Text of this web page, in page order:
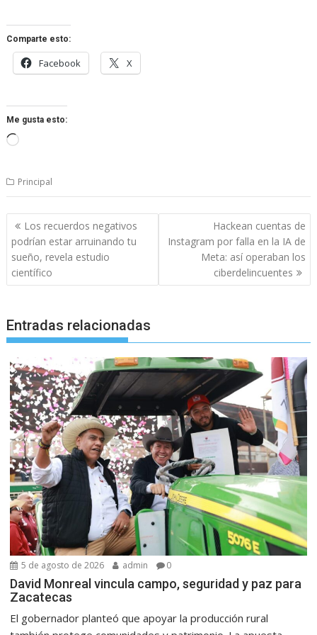
Comparte esto:
Facebook X
Me gusta esto:
Cargando...
Principal
Navegación
de
entradas
Los recuerdos negativos
podrían estar arruinando tu
sueño, revela estudio
científico
Hackean cuentas de
Instagram por falla en la IA de
Meta: así operaban los
ciberdelincuentes
Entradas relacionadas
5 de agosto de 2026 admin 0
David Monreal vincula campo, seguridad y paz para
Zacatecas
El gobernador planteó que apoyar la producción rural